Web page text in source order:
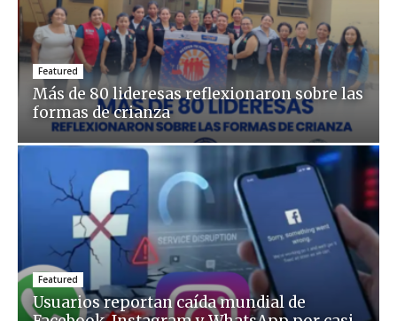
Featured
Más de 80 lideresas reflexionaron sobre las
formas de crianza
Featured
Usuarios reportan caída mundial de